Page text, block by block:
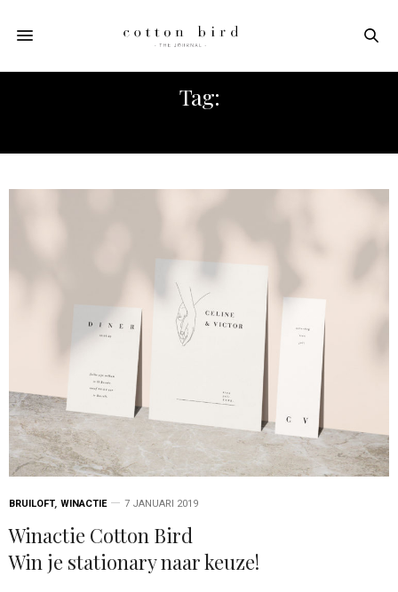
Tag:
BRUILOFT, WINACTIE 7 JANUARI 2019
Winactie Cotton Bird
Win je stationary naar keuze!